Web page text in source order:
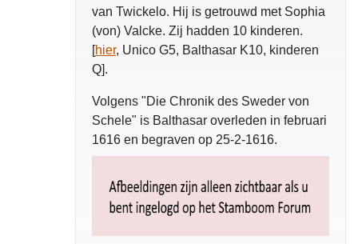
van Twickelo. Hij is getrouwd met Sophia
(von) Valcke. Zij hadden 10 kinderen.
[hier, Unico G5, Balthasar K10, kinderen
Q].
Volgens "Die Chronik des Sweder von
Schele" is Balthasar overleden in februari
1616 en begraven op 25-2-1616.